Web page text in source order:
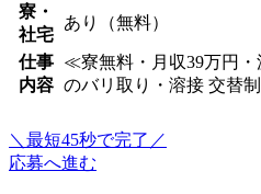
寮・
社宅
あり（無料）
仕事
内容
≪寮無料・月収39万円
のバリ取り・溶接 交替制
＼最短45秒で完了／
応募へ進む